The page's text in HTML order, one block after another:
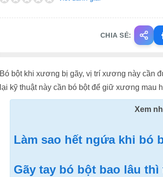
CHIA SẺ:
Bó bột khi xương bị gãy, vị trí xương này cần
lại kỹ thuật này cần bó bột để giữ xương mau
Xem
Làm sao hết ngứa khi bó
Gãy tay bó bột bao lâu thì